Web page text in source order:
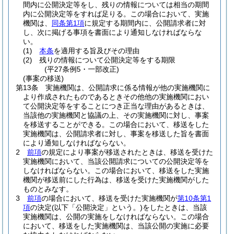
間内に公開決定等をし、残りの情報については相当の期間
内に公開決定等をすれば足りる。
この場合において、実施
機関は、 同条第1項に規定する期間内に、公開請求者に対
し、次に掲げる事項を書面により通知しなければならな
い。
(1)
本条を適用する旨及びその理由
(2)
残りの情報について公開決定等をする期限
(平27条例5・一部改正)
(事案の移送)
第13条
実施機関は、公開請求に係る情報が他の実施機関に
より作成されたものであるときその他他の実施機関におい
て公開決定等をすることにつき正当な理由があるときは、
当該他の実施機関と協議の上、その実施機関に対し、事案
を移送することができる。
この場合において、移送をした
実施機関は、公開請求者に対し、事案を移送した旨を書面
により通知しなければならない。
2
前項の規定により事案が移送されたときは、移送を受けた
実施機関において、当該公開請求についての公開決定等を
しなければならない。
この場合において、移送をした実施
機関が移送前にした行為は、移送を受けた実施機関がした
ものとみなす。
3
前項の場合において、移送を受けた実施機関が第10条第1
項の決定(以下「公開決定」という。)をしたときは、当該
実施機関は、公開の実施をしなければならない。
この場合
において、移送をした実施機関は、当該公開の実施に必要